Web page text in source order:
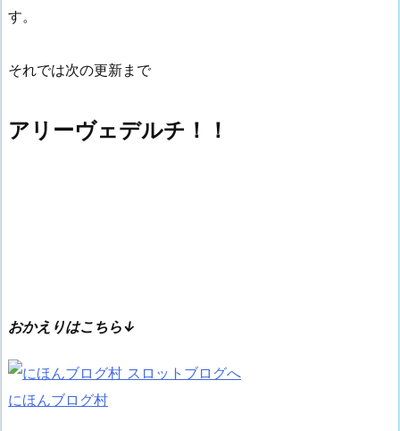
す。
それでは次の更新まで
アリーヴェデルチ！！
おかえりはこちら↓
にほんブログ村